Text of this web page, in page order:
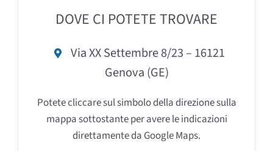
DOVE CI POTETE TROVARE
Via XX Settembre 8/23 – 16121
Genova (GE)
Potete cliccare sul simbolo della direzione sulla
mappa sottostante per avere le indicazioni
direttamente da Google Maps.